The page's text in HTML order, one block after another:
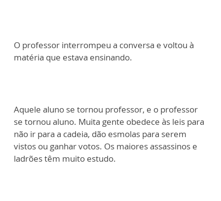
O professor interrompeu a conversa e voltou à
matéria que estava ensinando.
Aquele aluno se tornou professor, e o professor
se tornou aluno. Muita gente obedece às leis para
não ir para a cadeia, dão esmolas para serem
vistos ou ganhar votos. Os maiores assassinos e
ladrões têm muito estudo.